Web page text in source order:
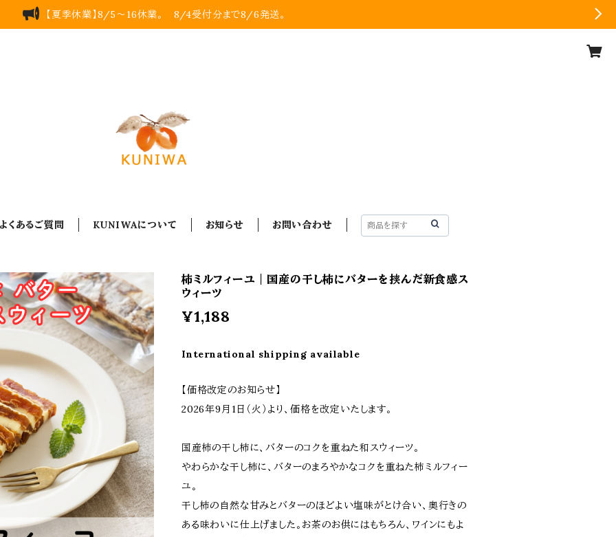
【夏季休業】8/5～16休業。 8/4受付分まで8/6発送。
くあるご質問 KUNIWAについて お知らせ お問い合わせ
柿ミルフィーユ｜国産の干し柿にバターを挟んだ新食感ス
ウィーツ
¥1,188
International shipping available
【価格改定のお知らせ】
2026年9月1日（火）より、価格を改定いたします。
国産柿の干し柿に、バターのコクを重ねた和スウィーツ。
やわらかな干し柿に、バターのまろやかなコクを重ねた柿ミルフィー
ユ。
干し柿の自然な甘みとバターのほどよい塩味がとけ合い、奥行きの
ある味わいに仕上げました。お茶のお供にはもちろん、ワインにもよ